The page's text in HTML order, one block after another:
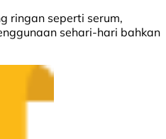
ringan seperti serum,
sehari-hari bahkan